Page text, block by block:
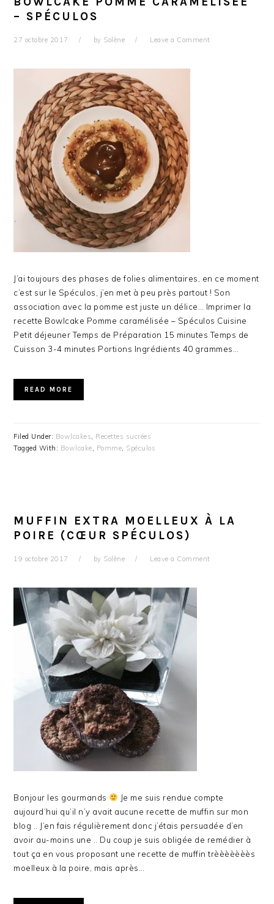
– SPÉCULOS
27 octobre 2017 by Solène Leave a Comment
J’ai toujours des phases de folies alimentaires, en ce moment
c’est sur le Spéculos, j’en met à peu près partout ! Son
association avec la pomme est juste un délice… Imprimer la
recette Bowlcake Pomme caramélisée – Spéculos Cuisine
Petit déjeuner Temps de Préparation 15 minutes Temps de
Cuisson 3-4 minutes Portions Ingrédients 40 grammes…
READ MORE
Filed Under: Bowlcakes, Recettes sucrées
Tagged With: Bowlcake, Pomme, Spéculos
MUFFIN EXTRA MOELLEUX À LA
POIRE (CŒUR SPÉCULOS)
19 octobre 2017 by Solène Leave a Comment
Bonjour les gourmands
Je me suis rendue compte
aujourd’hui qu’il n’y avait aucune recette de muffin sur mon
blog .. J’en fais régulièrement donc j’étais persuadée d’en
avoir au-moins une .. Du coup je suis obligée de remédier à
tout ça en vous proposant une recette de muffin trèèèèèèès
moelleux à la poire, mais après…